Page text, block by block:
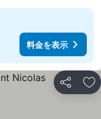
料金を表示
シェア お